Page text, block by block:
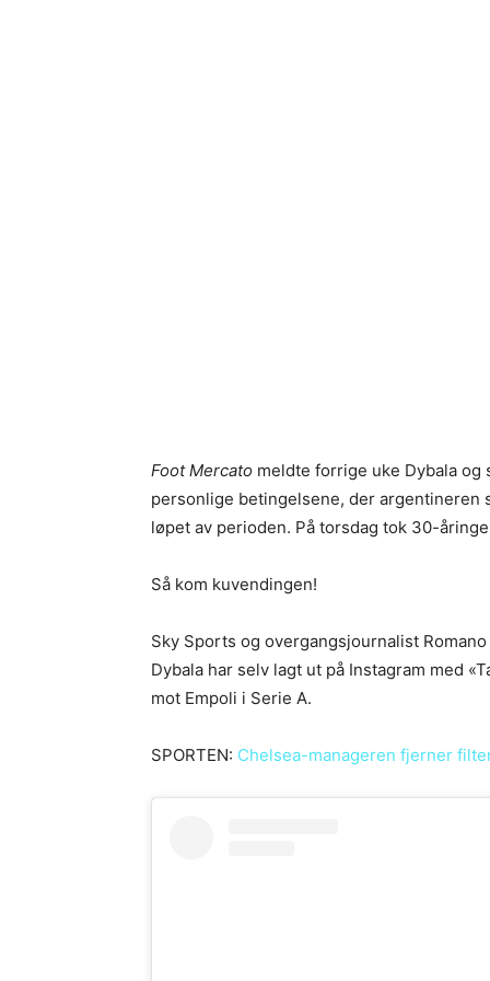
Foot Mercato meldte forrige uke Dybala
personlige betingelsene, der argentineren
løpet av perioden. På torsdag tok 30-
Så kom kuvendingen!
Sky Sports og overgangsjournalist
Dybala har selv lagt ut på Instagram med
mot Empoli i Serie A.
SPORTEN: Chelsea-manageren fjerner